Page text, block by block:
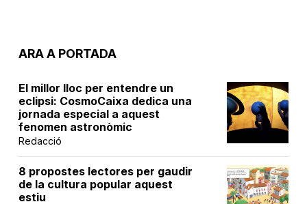
ARA A PORTADA
El millor lloc per entendre un
eclipsi: CosmoCaixa dedica una
jornada especial a aquest
fenomen astronòmic
Redacció
8 propostes lectores per gaudir
de la cultura popular aquest
estiu